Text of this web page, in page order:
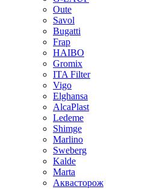
Oute
Savol
Bugatti
Frap
HAIBO
Gromix
ITA Filter
Vigo
Elghansa
AlcaPlast
Ledeme
Shimge
Marlino
Sweberg
Kalde
Marta
Аквасторож